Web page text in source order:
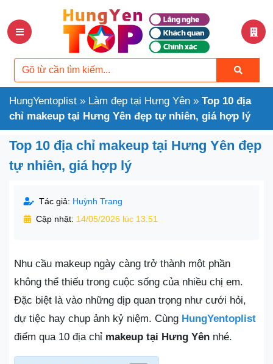
HungYentoplist » Làm đẹp tại Hưng Yên » Top 10 địa
chỉ makeup tại Hưng Yên đẹp tự nhiên, giá hợp lý
Top 10 địa chỉ makeup tại Hưng Yên đẹp
tự nhiên, giá hợp lý
Tác giả: Huỳnh Trang
Cập nhật: 14/05/2026 lúc 13:51
Nhu cầu makeup ngày càng trở thành một phần
không thể thiếu trong cuộc sống của nhiều chị em.
Đặc biệt là vào những dịp quan trọng như cưới hỏi,
dự tiệc hay chụp ảnh kỷ niệm. Cùng HungYentoplist
điểm qua 10 địa chỉ makeup tại Hưng Yên nhé.